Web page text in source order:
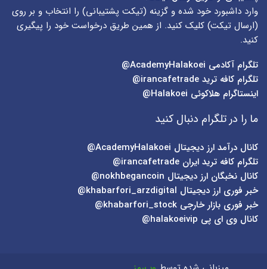
وارد داشبورد خود شده و گزینه (تیکت پشتیبانی) را انتخاب و بر روی
(ارسال تیکت) کلیک کنید. از همین طریق درخواست خود را پیگیری
کنید.
تلگرام آکادمی
تلگرام کافه ترید irancafetrade@
اینستاگرام هلاکوئی Halakoei@
ما را در تلگرام دنبال کنید
کانال درآمد ارز دیجیتال AcademyHalakoei@
تلگرام کافه ترید ایران irancafetrade@
کانال نخبگان ارز دیجیتال nokhbegancoin@
خبر فوری ارز دیجیتال khabarfori_arzdigital@
خبر فوری بازار خارجی khabarfori_stock@
کانال وی ای پی halakoeivip@